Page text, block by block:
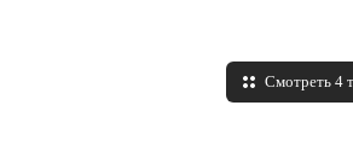
Смотреть 4